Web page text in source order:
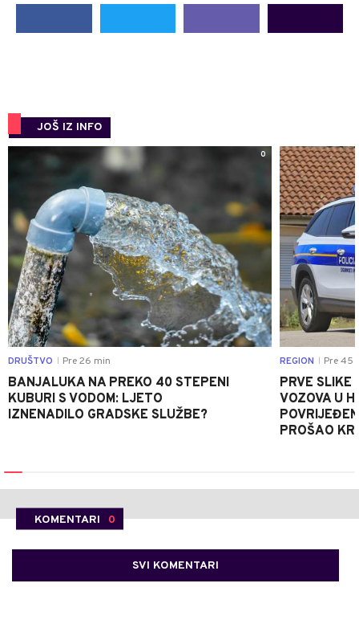
JOŠ IZ INFO
0
DRUŠTVO Pre 26 min
BANJALUKA NA PREKO 40 STEPENI
KUBURI S VODOM: LJETO
IZNENADILO GRADSKE SLUŽBE?
REGION Pre 45
PRVE SLIKE
VOZOVA U
PROŠAO
KOMENTARI 0
SVI KOMENTARI